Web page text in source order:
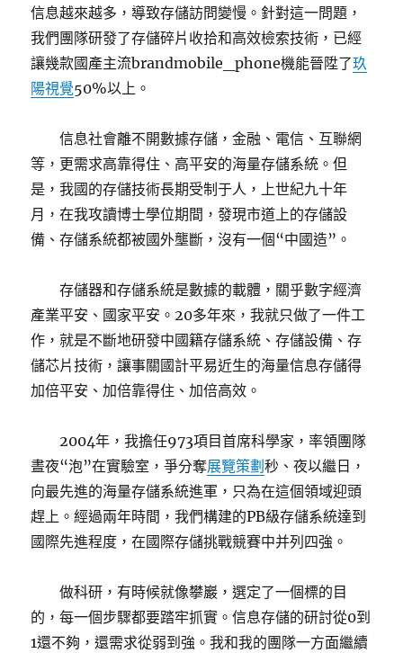
信息越來越多，導致存儲訪問變慢。針對這一問題，
我們團隊研發了存儲碎片收拾和高效檢索技術，已經
讓幾款國產主流brandmobile_phone機能晉陞了玖
陽視覺50%以上。
信息社會離不開數據存儲，金融、電信、互聯網
等，更需求高靠得住、高平安的海量存儲系統。但
是，我國的存儲技術長期受制于人，上世紀九十年
月，在我攻讀博士學位期間，發現市道上的存儲設
備、存儲系統都被國外壟斷，沒有一個“中國造”。
存儲器和存儲系統是數據的載體，關乎數字經濟
產業平安、國家平安。20多年來，我就只做了一件工
作，就是不斷地研發中國籍存儲系統、存儲設備、存
儲芯片技術，讓事關國計平易近生的海量信息存儲得
加倍平安、加倍靠得住、加倍高效。
2004年，我擔任973項目首席科學家，率領團隊
晝夜“泡”在實驗室，爭分奪展覽策劃秒、夜以繼日，
向最先進的海量存儲系統進軍，只為在這個領域迎頭
趕上。經過兩年時間，我們構建的PB級存儲系統達到
國際先進程度，在國際存儲挑戰競賽中并列四強。
做科研，有時候就像攀巖，選定了一個標的目
的，每一個步驟都要踏牢抓實。信息存儲的研討從0到
1還不夠，還需求從弱到強。我和我的團隊一方面繼續